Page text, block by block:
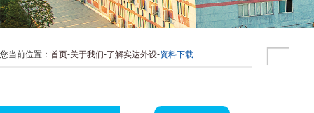
您当前位置： 首页-关于我们-了解实达外设-资料下载